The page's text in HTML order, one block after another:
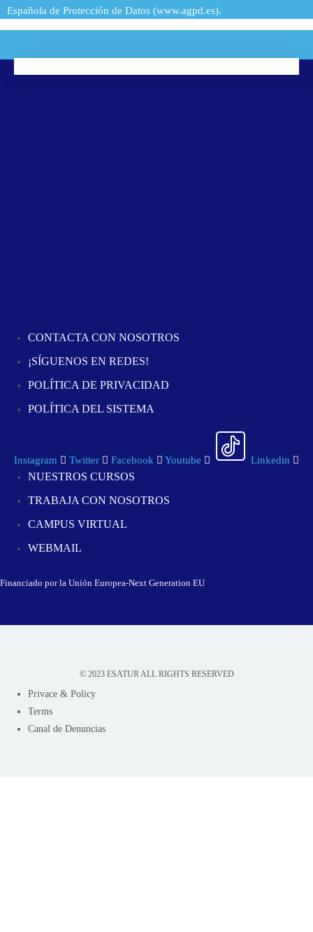
Española de Protección de Datos (www.agpd.es).
CONTACTA CON NOSOTROS
¡SÍGUENOS EN REDES!
POLÍTICA DE PRIVACIDAD
POLÍTICA DEL SISTEMA
Instagram Twitter Facebook Youtube Linkedin
NUESTROS CURSOS
TRABAJA CON NOSOTROS
CAMPUS VIRTUAL
WEBMAIL
Financiado por la Unión Europea-Next Generation EU
© 2023 ESATUR ALL RIGHTS RESERVED
Privace & Policy
Terms
Canal de Denuncias